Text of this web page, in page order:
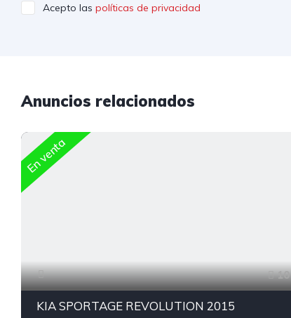
Acepto las políticas de privacidad
Anuncios relacionados
En venta
10
KIA SPORTAGE REVOLUTION 2015